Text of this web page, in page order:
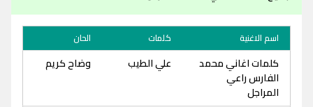
اسم الاغنية كلمات الحان
كلمات اغاني محمد
الفارس راعي
المراجل
علي الطيب وضاح كريم